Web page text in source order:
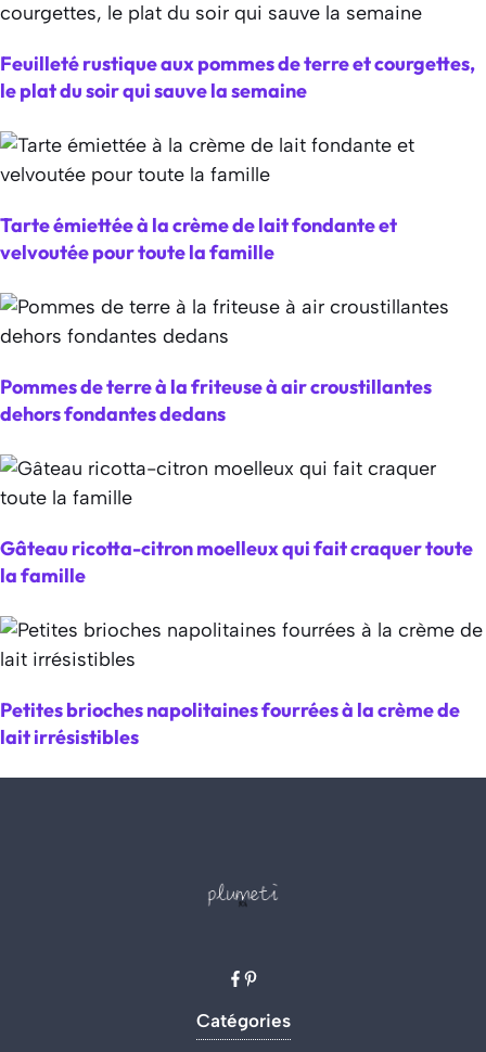
Feuilleté rustique aux pommes de terre et courgettes,
le plat du soir qui sauve la semaine
Tarte émiettée à la crème de lait fondante et
velvoutée pour toute la famille
Pommes de terre à la friteuse à air croustillantes
dehors fondantes dedans
Gâteau ricotta-citron moelleux qui fait craquer toute
la famille
Petites brioches napolitaines fourrées à la crème de
lait irrésistibles
Catégories